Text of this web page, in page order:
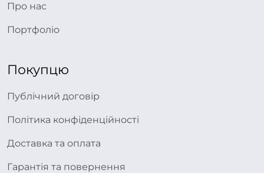
Про нас
Портфоліо
Покупцю
Публічний договір
Політика конфіденційності
Доставка та оплата
Гарантія та повернення